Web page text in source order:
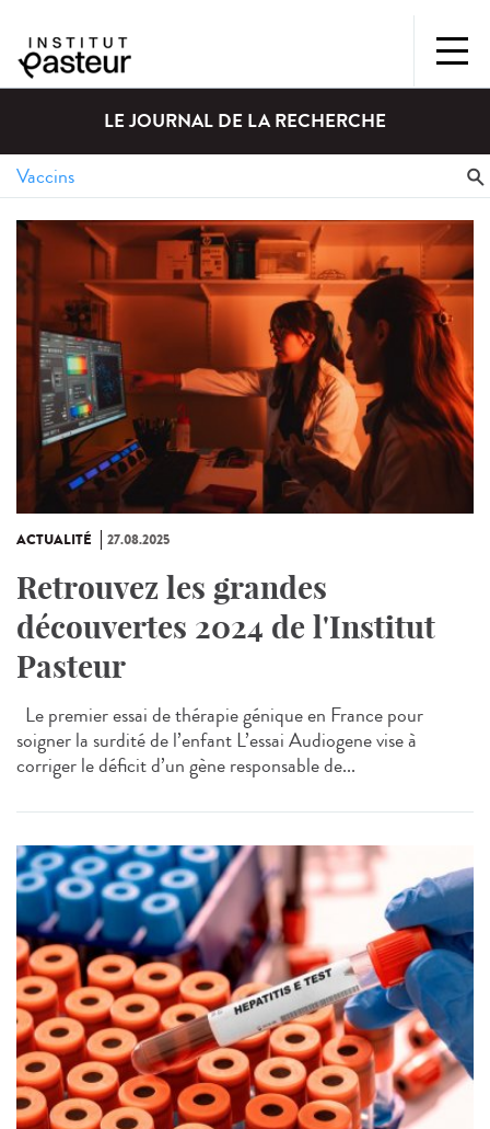
LE JOURNAL DE LA RECHERCHE
ACTUALITÉ 27.08.2025
Retrouvez les grandes
découvertes 2024 de l'Institut
Pasteur
Le premier essai de thérapie génique en France pour
soigner la surdité de l’enfant L’essai Audiogene vise à
corriger le déficit d’un gène responsable de...